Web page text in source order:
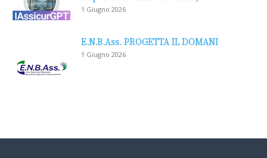
1 Giugno 2026
E.N.B.Ass. PROGETTA IL DOMANI
1 Giugno 2026